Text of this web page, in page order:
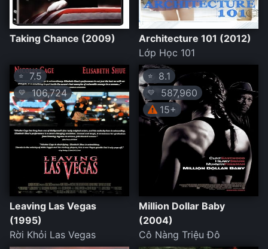
Taking Chance (2009)
Architecture 101 (2012)
Lớp Học 101
⭐ 7.5
💛106,724
Leaving Las Vegas
(1995)
Rời Khỏi Las Vegas
⭐ 8.1
💛
587,960
15+
Million Dollar Baby
(2004)
Cô Nàng Triệu Đô